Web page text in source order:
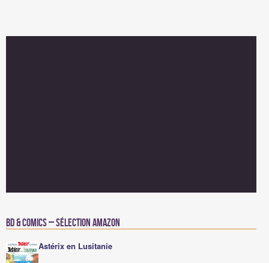
BD & Comics – Sélection Amazon
Astérix en Lusitanie